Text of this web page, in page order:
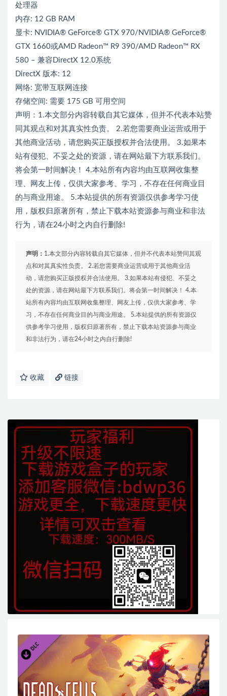
处理器
内存: 12 GB RAM
显卡: NVIDIA® GeForce® GTX 970/NVIDIA® GeForce®
GTX 1660或AMD Radeon™ R9 390/AMD Radeon™ RX
580 – 兼容DirectX 12.0系统
DirectX 版本: 12
网络: 宽带互联网连接
存储空间: 需要 175 GB 可用空间
声明：1.本文部分内容转载自其它媒体，但并不代表本站赞
同其观点和对其真实性负责。 2.若您需要商业运营或用于
其他商业活动，请您购买正版授权并合法使用。 3.如果本
站有侵犯、不妥之处的资源，请在网站最下方联系我们。
将会第一时间解决！ 4.本站所有内容均由互联网收集整
理、网友上传，仅供大家参考、学习，不存在任何商业目
的与商业用途。 5.本站提供的所有资源仅供参考学习使
用，版权归原著所有，禁止下载本站资源参与商业和非法
行为，请在24小时之内自行删除!
声明： 1.本文部分内容转载自其它媒体，但并不代表本站赞同其观
点和对其真实性负责。 2.若您需要商业运营或用于其他商业活
动，请您购买正版授权并合法使用。 3.如果本站有侵犯、不妥之
处的资源，请在网站最下方联系我们。将会第一时间解决！ 4.本
站所有内容均由互联网收集整理、网友上传，仅供大家参考、学
习，不存在任何商业目的与商业用途。 5.本站提供的所有资源仅
供参考学习使用，版权归原著所有，禁止下载本站资源参与商业
和非法行为，请在24小时之内自行删除!
收藏 链接